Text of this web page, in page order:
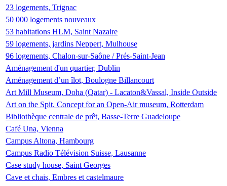
23 logements, Trignac
50 000 logements nouveaux
53 habitations HLM, Saint Nazaire
59 logements, jardins Neppert, Mulhouse
96 logements, Chalon-sur-Saône / Prés-Saint-Jean
Aménagement d'un quartier, Dublin
Aménagement d’un îlot, Boulogne Billancourt
Art Mill Museum, Doha (Qatar) - Lacaton&Vassal, Inside Outside
Art on the Spit. Concept for an Open-Air museum, Rotterdam
Bibliothèque centrale de prêt, Basse-Terre Guadeloupe
Café Una, Vienna
Campus Altona, Hambourg
Campus Radio Télévision Suisse, Lausanne
Case study house, Saint Georges
Cave et chais, Embres et castelmaure